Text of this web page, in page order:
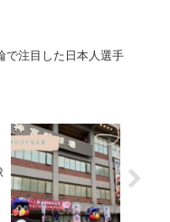
で注目した日本人選手